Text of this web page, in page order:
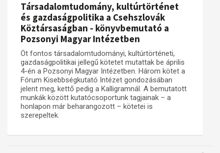
A békerendszer megszilárdulása
Utókor és emlékezet
Galéria
Adatbázis
Emlékművek (feltöltés alatt)
Menekültek
Visszhang
Publikációk
Kapcsolat
Trianon-kommentár
Dokumentumok
Társadalomtudomány, kultúrtörténet
és gazdaságpolitika a Csehszlovák
Köztársaságban - könyvbemutató a
Pozsonyi Magyar Intézetben
Öt fontos társadalomtudományi, kultúrtörténeti,
gazdaságpolitikai jellegű kötetet mutattak be április
4-én a Pozsonyi Magyar Intézetben. Három kötet a
Fórum Kisebbségkutató Intézet gondozásában
jelent meg, kettő pedig a Kalligramnál. A bemutatott
munkák között kutatócsoportunk tagjainak – a
honlapon már beharangozott – kötetei is
szerepeltek.